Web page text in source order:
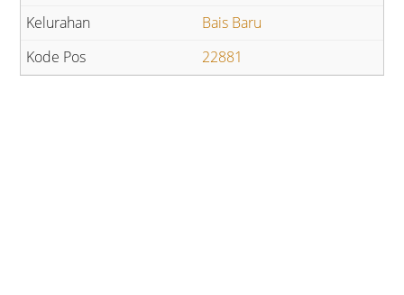
Bais Baru
22881